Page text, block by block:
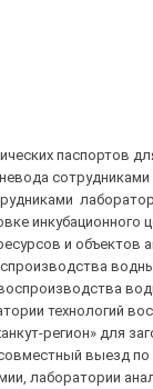
паспортов
инкубационного
и объектов
технологий
регион» для
выезд по
лаборатории